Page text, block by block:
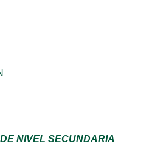
NIVEL SECUNDARIA